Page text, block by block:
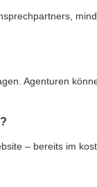
Agenturen
– bereits im